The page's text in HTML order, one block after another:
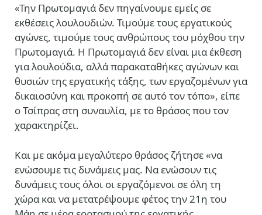
«Την Πρωτομαγιά δεν πηγαίνουμε εμείς σε
εκθέσεις λουλουδιών. Τιμούμε τους εργατικούς
αγώνες, τιμούμε τους ανθρώπους του μόχθου την
Πρωτομαγιά. Η Πρωτομαγιά δεν είναι μια έκθεση
για λουλούδια, αλλά παρακαταθήκες αγώνων και
θυσιών της εργατικής τάξης, των εργαζομένων για
δικαιοσύνη και προκοπή σε αυτό τον τόπο», είπε
ο Τσίπρας στη συναυλία, με το θράσος που τον
χαρακτηρίζει.
Kαι με ακόμα μεγαλύτερο θράσος ζήτησε «να
ενώσουμε τις δυνάμεις μας. Να ενώσουν τις
δυνάμεις τους όλοι οι εργαζόμενοι σε όλη τη
χώρα και να μετατρέψουμε φέτος την 21η του